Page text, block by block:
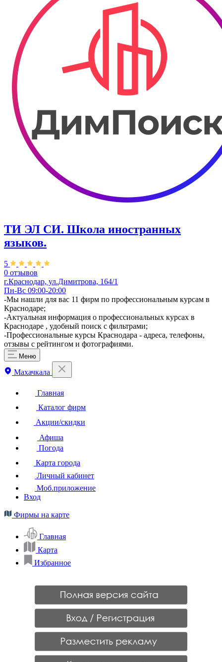
ТИ ЭЛ СИ. Школа иностранных
языков.
5
0 отзывов
г.Краснодар, ул.Димитрова, 164/1
Пн-Вс 09:00-20:00
-Мы нашли для вас 11 фирм по профессиональным курсам в
Краснодаре;
-Актуальная информация о профессиональных курсах в
Краснодаре , удобный поиск с фильтрами;
-Профессиональные курсы Краснодара - адреса, телефоны,
отзывы с рейтингом и фотографиями.
Меню
Махачкала
Главная
Каталог фирм
Акции/скидки
Афиша
Погода
Карта города
Личный кабинет
Моб.приложение
Вход
Фирмы на карте
Главная
Карта
Избранное